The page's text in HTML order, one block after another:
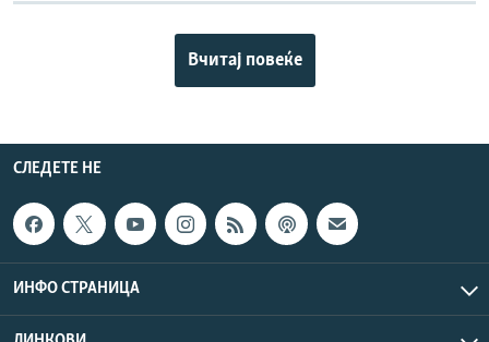
Вчитај повеќе
СЛЕДЕТЕ НЕ
ИНФО СТРАНИЦА